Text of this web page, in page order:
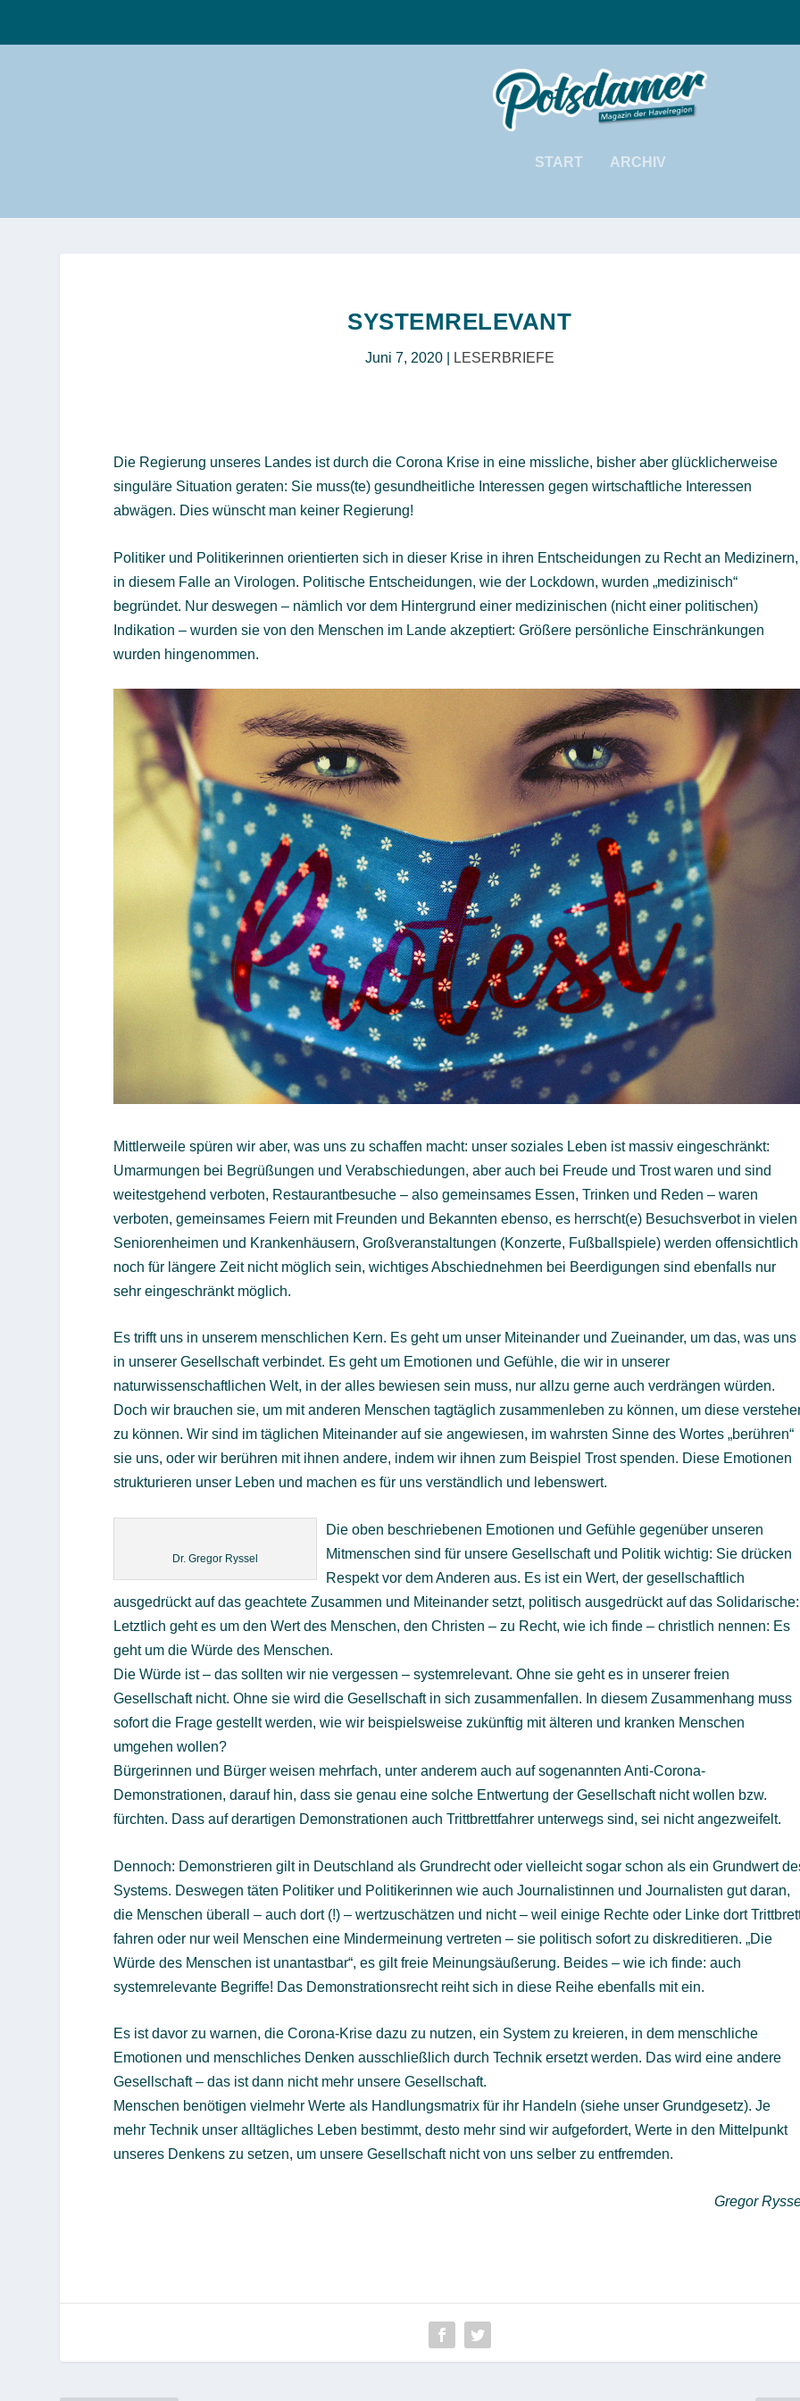
START ARCHIV
SYSTEMRELEVANT
Juni 7, 2020| LESERBRIEFE
Die Regierung unseres Landes ist durch die Corona Krise in eine missliche, bisher aber glücklicherweise
singuläre Situation geraten: Sie muss(te) gesundheitliche Interessen gegen wirtschaftliche Interessen
abwägen. Dies wünscht man keiner Regierung!
Politiker und Politikerinnen orientierten sich in dieser Krise in ihren Entscheidungen zu Recht an Medizinern,
in diesem Falle an Virologen. Politische Entscheidungen, wie der Lockdown, wurden „medizinisch“
begründet. Nur deswegen – nämlich vor dem Hintergrund einer medizinischen (nicht einer politischen)
Indikation – wurden sie von den Menschen im Lande akzeptiert: Größere persönliche Einschränkungen
wurden hingenommen.
Mittlerweile spüren wir aber, was uns zu schaffen macht: unser soziales Leben ist massiv eingeschränkt:
Umarmungen bei Begrüßungen und Verabschiedungen, aber auch bei Freude und Trost waren und sind
weitestgehend verboten, Restaurantbesuche – also gemeinsames Essen, Trinken und Reden – waren
verboten, gemeinsames Feiern mit Freunden und Bekannten ebenso, es herrscht(e) Besuchsverbot in vielen
Seniorenheimen und Krankenhäusern, Großveranstaltungen (Konzerte, Fußballspiele) werden offensichtlich
noch für längere Zeit nicht möglich sein, wichtiges Abschiednehmen bei Beerdigungen sind ebenfalls nur
sehr eingeschränkt möglich.
Es trifft uns in unserem menschlichen Kern. Es geht um unser Miteinander und Zueinander, um das, was uns
in unserer Gesellschaft verbindet. Es geht um Emotionen und Gefühle, die wir in unserer
naturwissenschaftlichen Welt, in der alles bewiesen sein muss, nur allzu gerne auch verdrängen würden.
Doch wir brauchen sie, um mit anderen Menschen tagtäglich zusammenleben zu können, um diese
zu können. Wir sind im täglichen Miteinander auf sie angewiesen, im wahrsten Sinne des Wortes „berühren“
sie uns, oder wir berühren mit ihnen andere, indem wir ihnen zum Beispiel Trost spenden. Diese Emotionen
strukturieren unser Leben und machen es für uns verständlich und lebenswert.
Dr. Gregor Ryssel
Die oben beschriebenen Emotionen und Gefühle gegenüber unseren
Mitmenschen sind für unsere Gesellschaft und Politik wichtig: Sie drücken
Respekt vor dem Anderen aus. Es ist ein Wert, der gesellschaftlich
ausgedrückt auf das geachtete Zusammen und Miteinander setzt, politisch ausgedrückt auf das Solidarische:
Letztlich geht es um den Wert des Menschen, den Christen – zu Recht, wie ich finde – christlich nennen: Es
geht um die Würde des Menschen.
Die Würde ist – das sollten wir nie vergessen – systemrelevant. Ohne sie geht es in unserer freien
Gesellschaft nicht. Ohne sie wird die Gesellschaft in sich zusammenfallen. In diesem Zusammenhang muss
sofort die Frage gestellt werden, wie wir beispielsweise zukünftig mit älteren und kranken Menschen
umgehen wollen?
Bürgerinnen und Bürger weisen mehrfach, unter anderem auch auf sogenannten Anti-Corona-
Demonstrationen, darauf hin, dass sie genau eine solche Entwertung der Gesellschaft nicht wollen bzw.
fürchten. Dass auf derartigen Demonstrationen auch Trittbrettfahrer unterwegs sind, sei nicht angezweifelt.
Dennoch: Demonstrieren gilt in Deutschland als Grundrecht oder vielleicht sogar schon als ein Grundwert
Systems. Deswegen täten Politiker und Politikerinnen wie auch Journalistinnen und Journalisten gut daran,
die Menschen überall – auch dort (!) – wertzuschätzen und nicht – weil einige Rechte oder Linke dort
fahren oder nur weil Menschen eine Mindermeinung vertreten – sie politisch sofort zu diskreditieren. „Die
Würde des Menschen ist unantastbar“, es gilt freie Meinungsäußerung. Beides – wie ich finde: auch
systemrelevante Begriffe! Das Demonstrationsrecht reiht sich in diese Reihe ebenfalls mit ein.
Es ist davor zu warnen, die Corona-Krise dazu zu nutzen, ein System zu kreieren, in dem menschliche
Emotionen und menschliches Denken ausschließlich durch Technik ersetzt werden. Das wird eine andere
Gesellschaft – das ist dann nicht mehr unsere Gesellschaft.
Menschen benötigen vielmehr Werte als Handlungsmatrix für ihr Handeln (siehe unser Grundgesetz). Je
mehr Technik unser alltägliches Leben bestimmt, desto mehr sind wir aufgefordert, Werte in den Mittelpunkt
unseres Denkens zu setzen, um unsere Gesellschaft nicht von uns selber zu entfremden.
Gregor